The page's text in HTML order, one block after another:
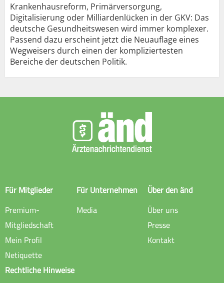
Krankenhausreform, Primärversorgung,
Digitalisierung oder Milliardenlücken in der GKV: Das
deutsche Gesundheitswesen wird immer komplexer.
Passend dazu erscheint jetzt die Neuauflage eines
Wegweisers durch einen der kompliziertesten
Bereiche der deutschen Politik.
Für Mitglieder
Premium-
Mitgliedschaft
Mein Profil
Netiquette
Für Unternehmen
Media
Über den änd
Über uns
Presse
Kontakt
Rechtliche Hinweise